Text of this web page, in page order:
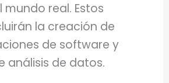
real. Estos
la creación de
de software y
análisis de datos.